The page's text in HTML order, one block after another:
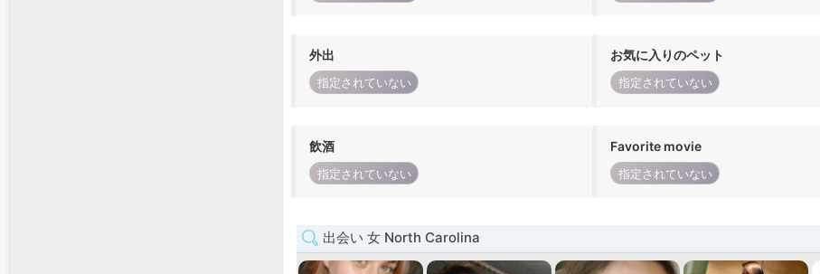
外出
指定されていない
お気に入りのペット
指定されていない
飲酒
指定されていない
Favorite movie
指定されていない
出会い 女 North Carolina